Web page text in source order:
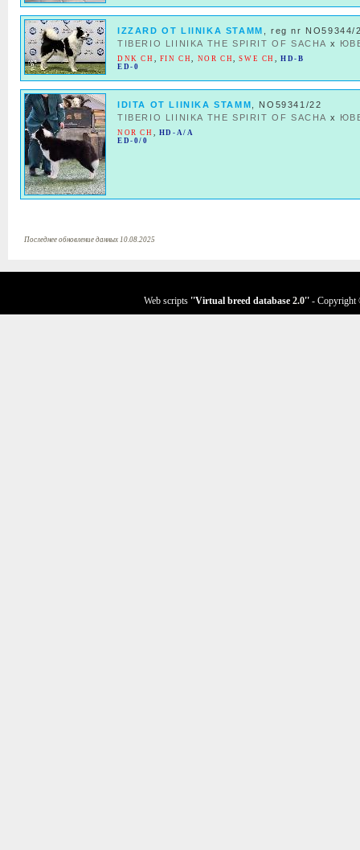
IZZARD OT LIINIKA STAMM
, reg nr NO59344/
TIBERIO LIINIKA THE SPIRIT OF SACHA x
DNK CH , FIN CH, NOR CH,SWE CH,HD-B
ED-0
IDITA OT LIINIKA STAMM
, NO59341/22
TIBERIO LIINIKA THE SPIRIT OF SACHA x
NOR CH , HD-A/A
ED-0/0
Последнее обновление данных 10.08.2025
Web scripts ''Virtual breed database 2.0'' - Copyright